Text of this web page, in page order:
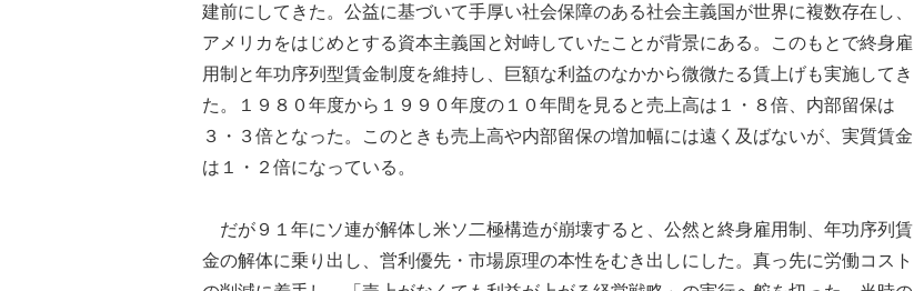
建前にしてきた。公益に基づいて手厚い社会保障のある社会主義国が世界に複数存在し、
アメリカをはじめとする資本主義国と対峙していたことが背景にある。このもとで終身雇
用制と年功序列型賃金制度を維持し、巨額な利益のなかから微微たる賃上げも実施してき
た。１９８０年度から１９９０年度の１０年間を見ると売上高は１・８倍、内部留保は
３・３倍となった。このときも売上高や内部留保の増加幅には遠く及ばないが、実質賃金
は１・２倍になっている。
だが９１年にソ連が解体し米ソ二極構造が崩壊すると、公然と終身雇用制、年功序列賃
金の解体に乗り出し、営利優先・市場原理の本性をむき出しにした。真っ先に労働コスト